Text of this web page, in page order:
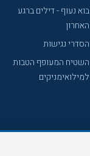
בוא נעוף - דילים ברגע
האחרון
הסדרי נגישות
השטיח המעופף הטבות
למילואימניקים